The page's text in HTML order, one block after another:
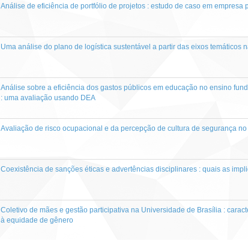
Análise de eficiência de portfólio de projetos : estudo de caso em empresa
Uma análise do plano de logística sustentável a partir das eixos temáticos
Análise sobre a eficiência dos gastos públicos em educação no ensino
: uma avaliação usando DEA
Avaliação de risco ocupacional e da percepção de cultura de segurança
Coexistência de sanções éticas e advertências disciplinares : quais as
Coletivo de mães e gestão participativa na Universidade de Brasília :
à equidade de gênero